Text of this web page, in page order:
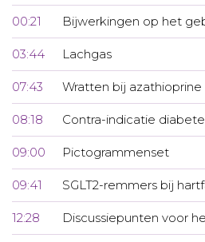
00:21 Bijwerkingen op het
03:44 Lachgas
07:43 Wratten bij azathioprine
08:18 Contra-indicatie
09:00 Pictogrammenset
09:41 SGLT2-remmers bij
12:28 Discussiepunten voor